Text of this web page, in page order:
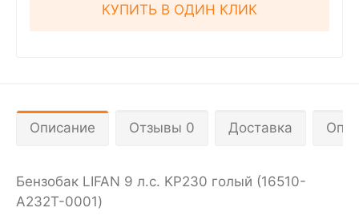
КУПИТЬ В ОДИН КЛИК
Описание Отзывы 0 Доставка
Бензобак LIFAN 9 л.с. KP230 голый (16510-
A232T-0001)